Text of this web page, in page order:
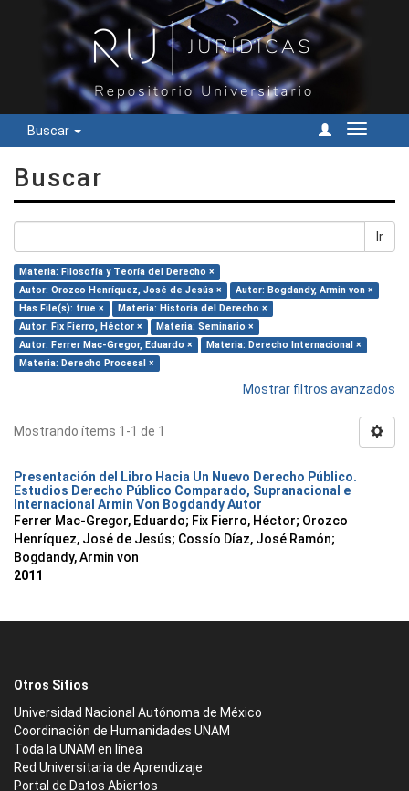
Buscar
Cambiar
Buscar
Ir
Materia: Filosofía y Teoría del Derecho ×
Autor: Orozco Henríquez, José de Jesús ×
Autor: Bogdandy, Armin von ×
Has File(s): true ×
Materia: Historia del Derecho ×
Autor: Fix Fierro, Héctor ×
Materia: Seminario ×
Autor: Ferrer Mac-Gregor, Eduardo ×
Materia: Derecho Internacional ×
Materia: Derecho Procesal ×
Mostrar filtros avanzados
Mostrando ítems 1-1 de 1
Presentación del Libro Hacia Un Nuevo Derecho Público.
Estudios Derecho Público Comparado, Supranacional e
Internacional Armin Von Bogdandy Autor
Ferrer Mac-Gregor, Eduardo; Fix Fierro, Héctor; Orozco
Henríquez, José de Jesús; Cossío Díaz, José Ramón;
Bogdandy, Armin von
2011
Otros Sitios
Universidad Nacional Autónoma de México
Coordinación de Humanidades UNAM
Toda la UNAM en línea
Red Universitaria de Aprendizaje
Portal de Datos Abiertos